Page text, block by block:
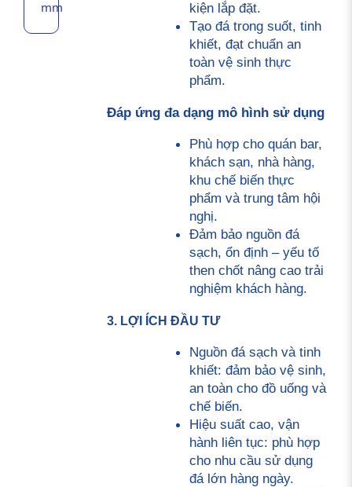
mm
kiện lắp đặt.
Tạo đá trong suốt, tinh
khiết, đạt chuẩn an
toàn vệ sinh thực
phẩm.
Đáp ứng đa dạng mô hình sử dụng
Phù hợp cho quán bar,
khách sạn, nhà hàng,
khu chế biến thực
phẩm và trung tâm hội
nghị.
Đảm bảo nguồn đá
sạch, ổn định – yếu tố
then chốt nâng cao trải
nghiệm khách hàng.
3. LỢI ÍCH ĐẦU TƯ
Nguồn đá sạch và tinh
khiết: đảm bảo vệ sinh,
an toàn cho đồ uống và
chế biến.
Hiệu suất cao, vận
hành liên tục: phù hợp
cho nhu cầu sử dụng
đá lớn hàng ngày.